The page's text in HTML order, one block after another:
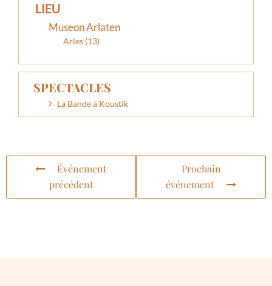
LIEU
Museon Arlaten
Arles (13)
SPECTACLES
La Bande à Koustik
Événement
précédent
Prochain
événement